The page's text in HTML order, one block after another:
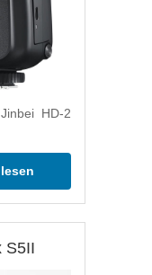
HD-2
S5II